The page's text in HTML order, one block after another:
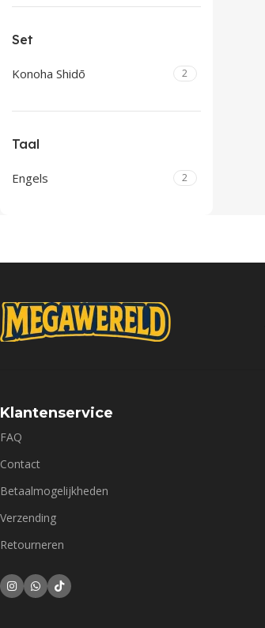
Set
Konoha Shidō 2
Taal
Engels 2
Klantenservice
FAQ
Contact
Betaalmogelijkheden
Verzending
Retourneren